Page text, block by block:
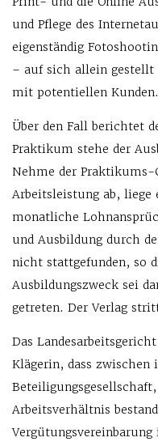
und Pflege des
eigenständig
– auf sich allein gestellt
mit potentiellen Kunden.
Über den Fall berichtet
Praktikum stehe der
Nehme der Praktikums-
Arbeitsleistung ab, liege
monatliche
und Ausbildung durch
nicht stattgefunden, so
Ausbildungszweck sei
getreten. Der Verlag
Das
Klägerin, dass
Arbeitsverhältnis